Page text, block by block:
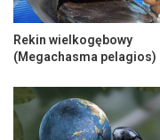
Rekin wielkogębowy
(Megachasma pelagios)